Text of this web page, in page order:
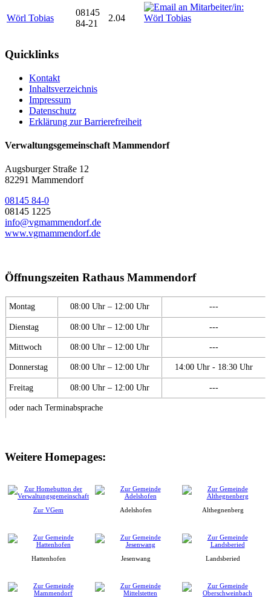
Wörl Tobias
08145
84-21
2.04
Quicklinks
Kontakt
Inhaltsverzeichnis
Impressum
Datenschutz
Erklärung zur Barrierefreiheit
Verwaltungsgemeinschaft Mammendorf
Augsburger Straße 12
82291 Mammendorf
08145 84-0
08145 1225
info@vgmammendorf.de
www.vgmammendorf.de
Öffnungszeiten Rathaus Mammendorf
Montag 08:00 Uhr – 12:00 Uhr ---
Dienstag 08:00 Uhr – 12:00 Uhr ---
Mittwoch 08:00 Uhr – 12:00 Uhr ---
Donnerstag 08:00 Uhr – 12:00 Uhr 14:00 Uhr - 18:30 Uhr
Freitag 08:00 Uhr – 12:00 Uhr ---
oder nach Terminabsprache
Weitere Homepages:
Zur VGem Adelshofen Althegnenberg
Hattenhofen Jesenwang Landsberied